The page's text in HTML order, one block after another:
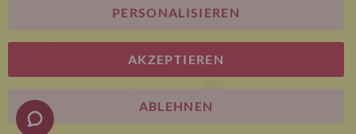
© Bariatric Advantage® ist eine Marke der Metagenics
Group. Alle Rechte vorbehalten.
E-commerce
AKZEPTIEREN
PERSONALISIEREN
ABLEHNEN